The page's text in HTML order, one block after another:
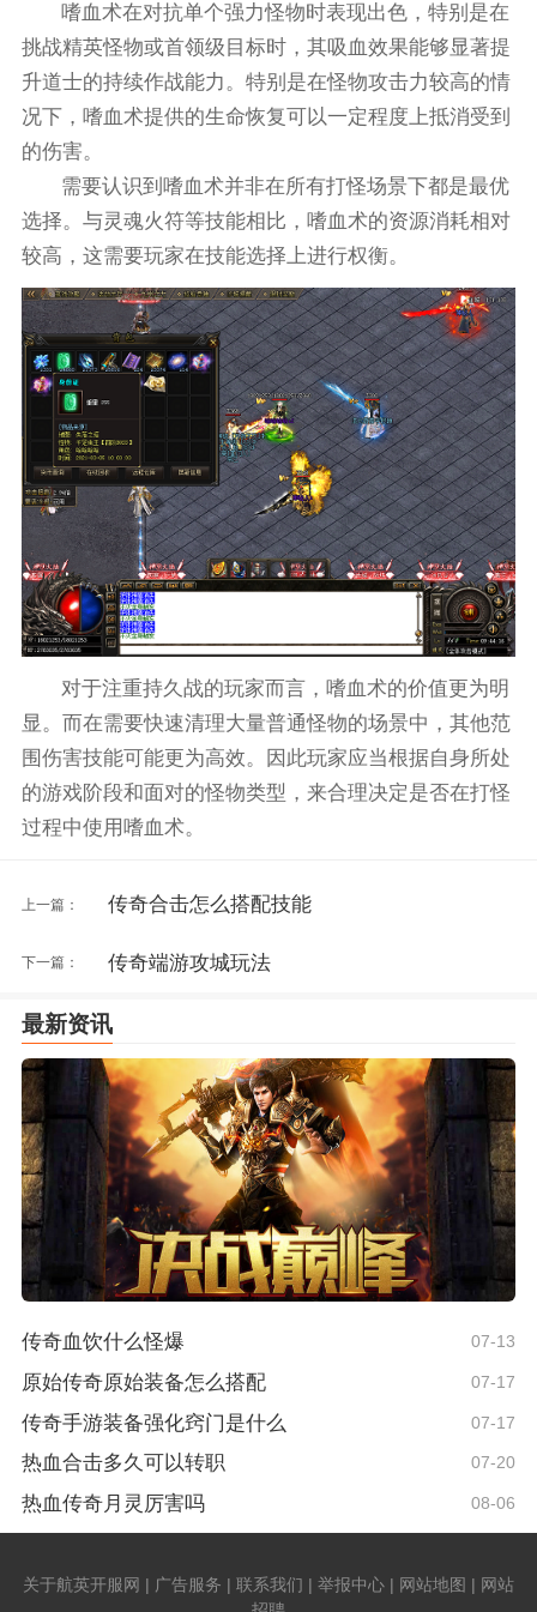
嗜血术在对抗单个强力怪物时表现出色，特别是在
挑战精英怪物或首领级目标时，其吸血效果能够显著提
升道士的持续作战能力。特别是在怪物攻击力较高的情
况下，嗜血术提供的生命恢复可以一定程度上抵消受到
的伤害。
需要认识到嗜血术并非在所有打怪场景下都是最优
选择。与灵魂火符等技能相比，嗜血术的资源消耗相对
较高，这需要玩家在技能选择上进行权衡。
对于注重持久战的玩家而言，嗜血术的价值更为明
显。而在需要快速清理大量普通怪物的场景中，其他范
围伤害技能可能更为高效。因此玩家应当根据自身所处
的游戏阶段和面对的怪物类型，来合理决定是否在打怪
过程中使用嗜血术。
上一篇： 传奇合击怎么搭配技能
下一篇： 传奇端游攻城玩法
最新资讯
传奇血饮什么怪爆 07-13
原始传奇原始装备怎么搭配 07-17
传奇手游装备强化窍门是什么 07-17
热血合击多久可以转职 07-20
热血传奇月灵厉害吗 08-06
关于航英开服网 | 广告服务 | 联系我们 | 举报中心 | 网站地图 | 网站